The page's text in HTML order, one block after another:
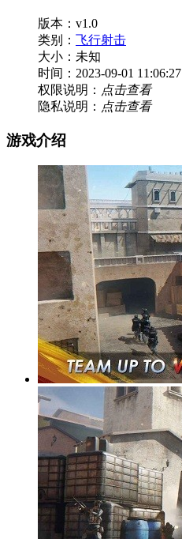
版本：v1.0
类别： 飞行射击
大小：未知
时间：2023-09-01 11:06:27
权限说明： 点击查看
隐私说明： 点击查看
游戏介绍